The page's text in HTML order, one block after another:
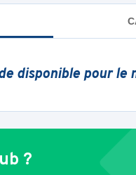
disponible pour le
?